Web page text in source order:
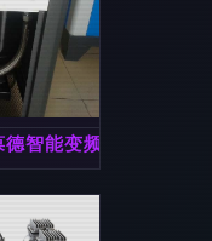
智能变频螺杆式压缩